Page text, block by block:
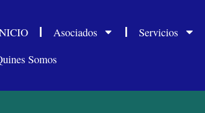
Asociados Servicios
Somos